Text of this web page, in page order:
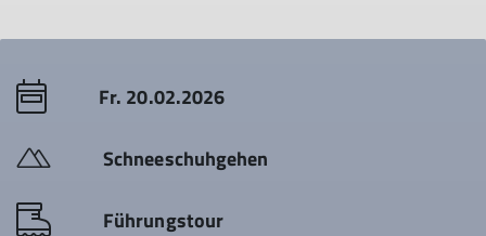
Fr. 20.02.2026
Schneeschuhgehen
Führungstour